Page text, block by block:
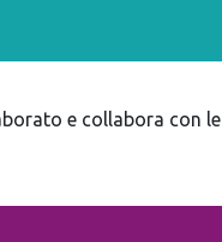
e collabora con le